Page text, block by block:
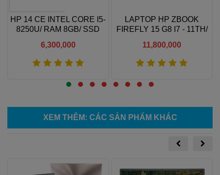
HP 14 CE INTEL CORE I5-
8250U/ RAM 8GB/ SSD
6,300,000
Xem thêm
LAPTOP HP ZBOOK
FIREFLY 15 G8 I7 - 11TH/
15.6" FHD IPS
11,800,000
Xem thêm
XEM THÊM: CÁC SẢN PHẨM KHÁC